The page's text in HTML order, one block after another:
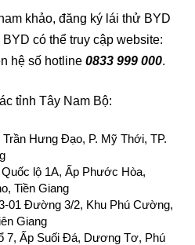
khảo, đăng ký lái thử BYD
có thể truy cập website:
hệ số hotline 0833 999 000.
tỉnh Tây Nam Bộ:
Hưng Đạo, P. Mỹ Thới, TP.
lộ 1A, Ấp Phước Hòa,
Tiền Giang
01 Đường 3/2, Khu Phú Cường,
Giang
7, Ấp Suối Đá, Dương Tơ, Phú